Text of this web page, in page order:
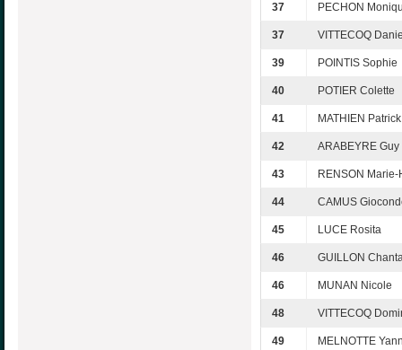
37 PECHON
37 VITTECOQ
39 POINTIS Sophie
40 POTIER Colette
41 MATHIEN Patrick
42 ARABEYRE Guy
43 RENSON
44 CAMUS
45 LUCE Rosita
46 GUILLON
46 MUNAN Nicole
48 VITTECOQ
49 MELNOTTE